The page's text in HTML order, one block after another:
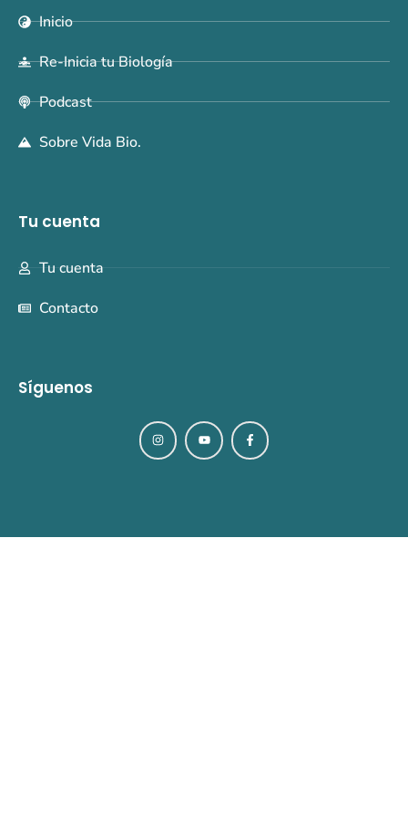
Inicio
Re-Inicia tu Biología
Podcast
Sobre Vida Bio.
Tu cuenta
Tu cuenta
Contacto
Síguenos